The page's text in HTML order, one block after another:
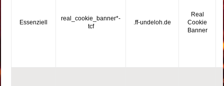
Essenziell
real_cookie_banner*-
tcf
.ff-undeloh.de
Real
Cookie
Banner